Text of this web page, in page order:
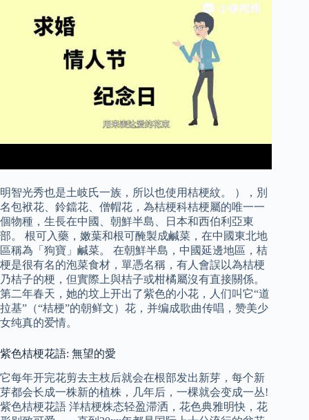
明智光秀也是土岐氏一族，所以也使用桔梗紋。 ），別
名包袱花、鈴鐺花、僧帽花，為桔梗科桔梗屬的唯一一
個物種，生長在中國、朝鮮半島、日本和西伯利亞東
部。 根可入藥，嫩葉和根可醃製成鹹菜，在中國東北地
區稱為「狗寶」鹹菜。 在朝鮮半島，中國延邊地區，桔
梗是很有名的泡菜食材，單憑名稱，有人會誤以為桔梗
乃桔子的梗，但實際上與桔子或柑橘屬沒有直接關係。
第二年春天，她的坟上开出了紫色的小花，人们叫它“道
拉基”（“桔梗”的朝鲜文）花，并编成歌曲传唱，赞美少
女纯真的爱情。
紫色桔梗花語: 無望的愛
它每年开完花剪去主枝后就会在根部发出新芽，每个新
芽都会长成一株新的植株，几年后，一棵就会变成一丛!
紫色桔梗花語 洋桔梗株态轻盈滞洒，花色典雅明快，花